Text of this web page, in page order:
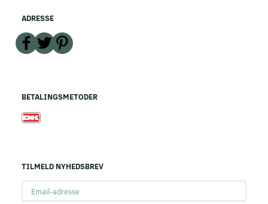
ADRESSE
BETALINGSMETODER
TILMELD NYHEDSBREV
adresse